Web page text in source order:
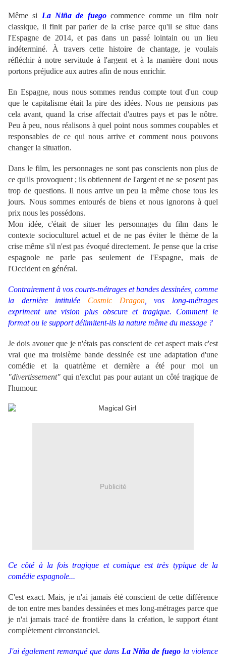
Même si La Niña de fuegocommence comme un film noir
classique, il finit par parler de la crise parce qu'il se situe dans
l'Espagne de 2014, et pas dans un passé lointain ou un lieu
indéterminé. À travers cette histoire de chantage, je voulais
réfléchir à notre servitude à l'argent et à la manière dont nous
portons préjudice aux autres afin de nous enrichir.
En Espagne, nous nous sommes rendus compte tout d'un coup
que le capitalisme était la pire des idées. Nous ne pensions pas
cela avant, quand la crise affectait d'autres pays et pas le nôtre.
Peu à peu, nous réalisons à quel point nous sommes coupables et
responsables de ce qui nous arrive et comment nous pouvons
changer la situation.
Dans le film, les personnages ne sont pas conscients non plus de
ce qu'ils provoquent ; ils obtiennent de l'argent et ne se posent pas
trop de questions. Il nous arrive un peu la même chose tous les
jours. Nous sommes entourés de biens et nous ignorons à quel
prix nous les possédons.
Mon idée, c'était de situer les personnages du film dans le
contexte socioculturel actuel et de ne pas éviter le thème de la
crise même s'il n'est pas évoqué directement. Je pense que la crise
espagnole ne parle pas seulement de l'Espagne, mais de
l'Occident en général.
Contrairement à vos courts-métrages et bandes dessinées, comme
la dernière intitulée Cosmic Dragon, vos long-métrages
expriment une vision plus obscure et tragique. Comment le
format ou le support délimitent-ils la nature même du message ?
Je dois avouer que je n'étais pas conscient de cet aspect mais c'est
vrai que ma troisième bande dessinée est une adaptation d'une
comédie et la quatrième et dernière a été pour moi un
"divertissement" qui n'exclut pas pour autant un côté tragique de
l'humour.
Publicité
Ce côté à la fois tragique et comique est très typique de la
comédie espagnole...
C'est exact. Mais, je n'ai jamais été conscient de cette différence
de ton entre mes bandes dessinées et mes long-métrages parce que
je n'ai jamais tracé de frontière dans la création, le support étant
complètement circonstanciel.
J'ai également remarqué que dans La Niña de fuego la violence